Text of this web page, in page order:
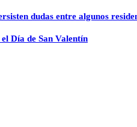
dudas entre algunos
Día de San Valentín